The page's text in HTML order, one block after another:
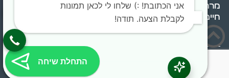
מרחב
חיים בריא ומאוזן.
הזכויות שמורות.
אני הכתובת! :) שלחו לי לכאן תמונות
לקבלת הצעה. תודה!
התחלת שיחה